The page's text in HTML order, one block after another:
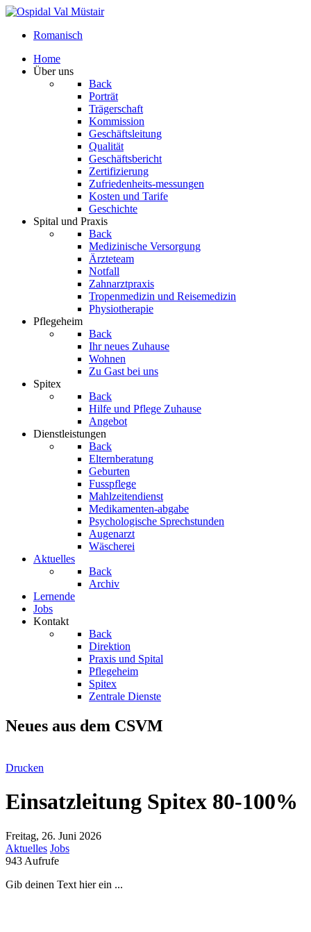
Romanisch
Home
Über uns
Back
Porträt
Trägerschaft
Kommission
Geschäftsleitung
Qualität
Geschäftsbericht
Zertifizierung
Zufriedenheits-messungen
Kosten und Tarife
Geschichte
Spital und Praxis
Back
Medizinische Versorgung
Ärzteteam
Notfall
Zahnarztpraxis
Tropenmedizin und Reisemedizin
Physiotherapie
Pflegeheim
Back
Ihr neues Zuhause
Wohnen
Zu Gast bei uns
Spitex
Back
Hilfe und Pflege Zuhause
Angebot
Dienstleistungen
Back
Elternberatung
Geburten
Fusspflege
Mahlzeitendienst
Medikamenten-abgabe
Psychologische Sprechstunden
Augenarzt
Wäscherei
Aktuelles
Back
Archiv
Lernende
Jobs
Kontakt
Back
Direktion
Praxis und Spital
Pflegeheim
Spitex
Zentrale Dienste
Neues aus dem CSVM
Drucken
Einsatzleitung Spitex 80-100%
Freitag, 26. Juni 2026
Aktuelles Jobs
943 Aufrufe
Gib deinen Text hier ein ...